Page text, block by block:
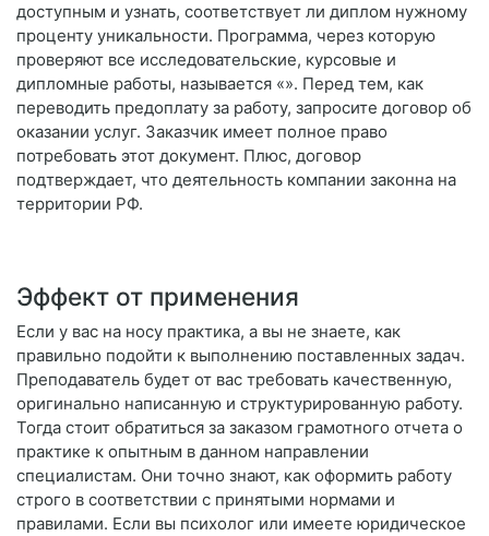
доступным и узнать, соответствует ли диплом нужному
проценту уникальности. Программа, через которую
проверяют все исследовательские, курсовые и
дипломные работы, называется «». Перед тем, как
переводить предоплату за работу, запросите договор об
оказании услуг. Заказчик имеет полное право
потребовать этот документ. Плюс, договор
подтверждает, что деятельность компании законна на
территории РФ.
Эффект от применения
Если у вас на носу практика, а вы не знаете, как
правильно подойти к выполнению поставленных задач.
Преподаватель будет от вас требовать качественную,
оригинально написанную и структурированную работу.
Тогда стоит обратиться за заказом грамотного отчета о
практике к опытным в данном направлении
специалистам. Они точно знают, как оформить работу
строго в соответствии с принятыми нормами и
правилами. Если вы психолог или имеете юридическое